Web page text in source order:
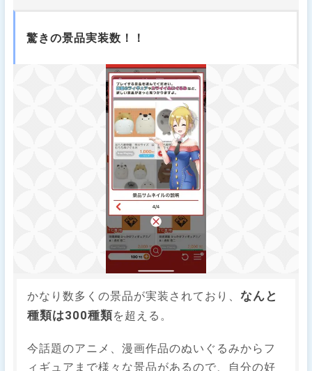
驚きの景品実装数！！
かなり数多くの景品が実装されており、なんと
種類は300種類を超える。
今話題のアニメ、漫画作品のぬいぐるみからフ
ィギュアまで様々な景品があるので、自分の好